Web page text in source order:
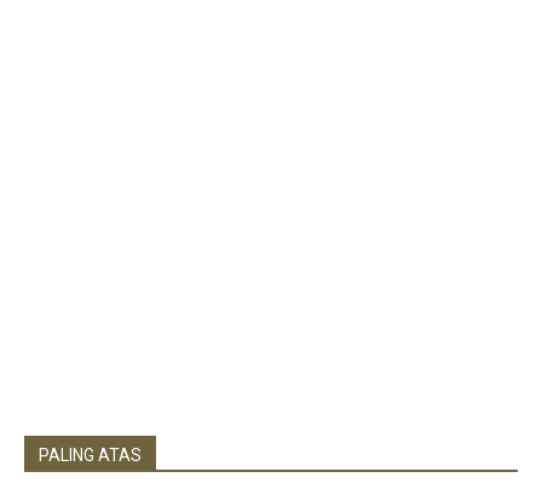
PALING ATAS